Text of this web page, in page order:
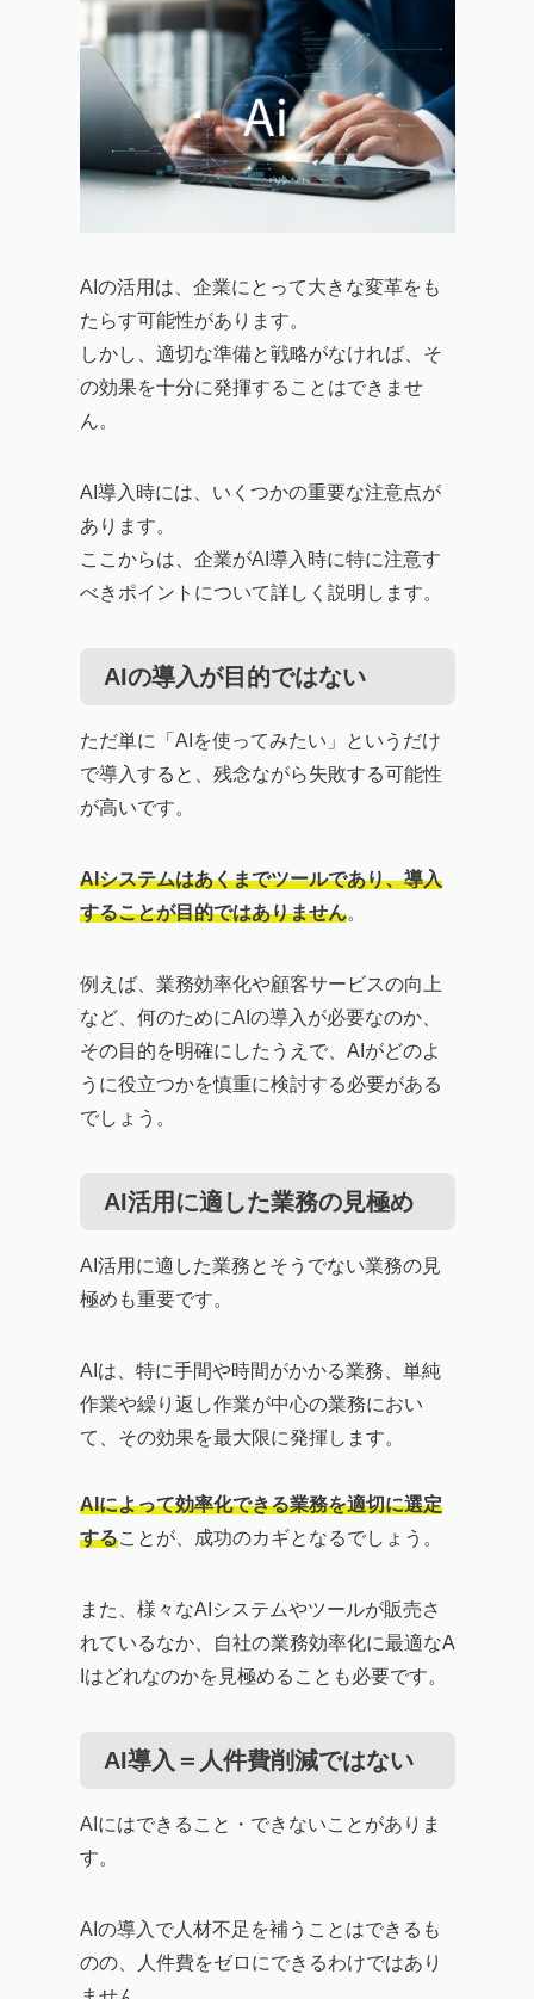
AIの活用は、企業にとって大きな変革をも
たらす可能性があります。
しかし、適切な準備と戦略がなければ、そ
の効果を十分に発揮することはできませ
ん。
AI導入時には、いくつかの重要な注意点が
あります。
ここからは、企業がAI導入時に特に注意す
べきポイントについて詳しく説明します。
AIの導入が目的ではない
ただ単に「AIを使ってみたい」というだけ
で導入すると、残念ながら失敗する可能性
が高いです。
AIシステムはあくまでツールであり、導入
することが目的ではありません。
例えば、業務効率化や顧客サービスの向上
など、何のためにAIの導入が必要なのか、
その目的を明確にしたうえで、AIがどのよ
うに役立つかを慎重に検討する必要がある
でしょう。
AI活用に適した業務の見極め
AI活用に適した業務とそうでない業務の見
極めも重要です。
AIは、特に手間や時間がかかる業務、単純
作業や繰り返し作業が中心の業務におい
て、その効果を最大限に発揮します。
AIによって効率化できる業務を適切に選定
することが、成功のカギとなるでしょう。
また、様々なAIシステムやツールが販売さ
れているなか、自社の業務効率化に最適なA
Iはどれなのかを見極めることも必要です。
AI導入＝人件費削減ではない
AIにはできること・できないことがありま
す。
AIの導入で人材不足を補うことはできるも
のの、人件費をゼロにできるわけではあり